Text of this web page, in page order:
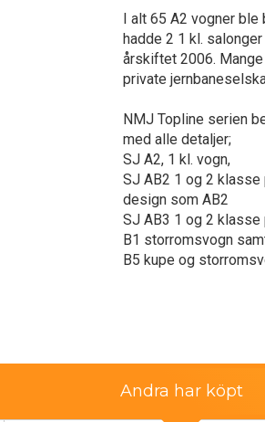
I alt 65 A2 vogner
hadde 2 1 kl.
årskiftet 2006.
private
NMJ Topline serien
med alle detaljer;
SJ A2, 1 kl. vogn,
SJ AB2 1 og 2 klasse
design som AB2
SJ AB3 1 og 2
B1 storromsvogn
B5 kupe og
Andra har köpt